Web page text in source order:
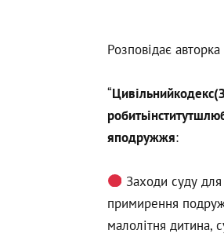
Розповідає
“
яподружжя:
Заходи суду
примирення
малолітня дитина,